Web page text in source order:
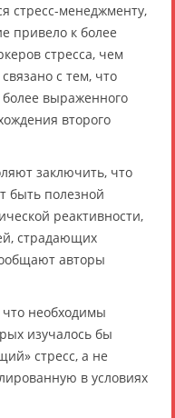
стресс-менеджменту,
привело к более
стресса, чем
с тем, что
выраженного
второго
заключить, что
быть полезной
реактивности,
страдающих
авторы
что необходимы
изучалось бы
стресс, а не
в условиях